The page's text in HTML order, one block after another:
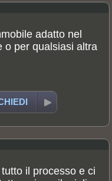
adatto nel
o per qualsiasi altra
il processo e ci